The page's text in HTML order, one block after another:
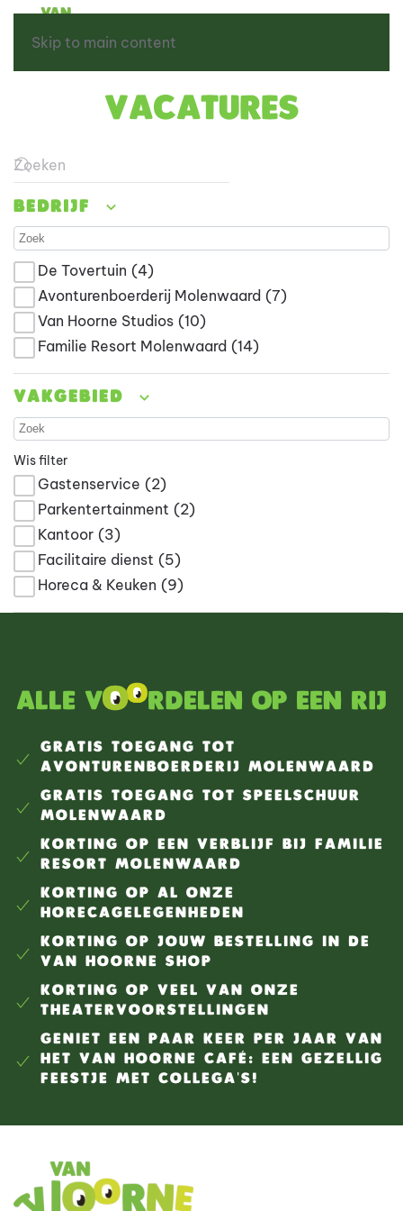
Skip to main content
Vacatures
Bedrijf
De Tovertuin (4)
Avonturenboerderij Molenwaard (7)
Van Hoorne Studios (10)
Familie Resort Molenwaard (14)
Vakgebied
Wis filter
Gastenservice (2)
Parkentertainment (2)
Kantoor (3)
Facilitaire dienst (5)
Horeca & Keuken (9)
Alle v rdelen op een rij
GRATIS TOEGANG TOT
AVONTURENBOERDERIJ MOLENWAARD
GRATIS TOEGANG TOT SPEELSCHUUR
MOLENWAARD
KORTING OP EEN VERBLIJF BIJ FAMILIE
RESORT MOLENWAARD
KORTING OP AL ONZE
HORECAGELEGENHEDEN
KORTING OP JOUW BESTELLING IN DE
VAN HOORNE SHOP
KORTING OP VEEL VAN ONZE
THEATERVOORSTELLINGEN
GENIET EEN PAAR KEER PER JAAR VAN
HET VAN HOORNE CAFÉ: EEN GEZELLIG
FEESTJE MET COLLEGA'S!